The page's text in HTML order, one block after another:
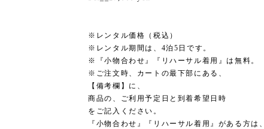
※レンタル価格（税込）
※レンタル期間は、4泊5日です。
※『小物合わせ』『リハーサル着用』は無料。
※ご注文時、カートの最下部にある、
【備考欄】に、
商品の、ご利用予定日と到着希望日時
をご記入ください。
『小物合わせ』『リハーサル着用』がある方は、